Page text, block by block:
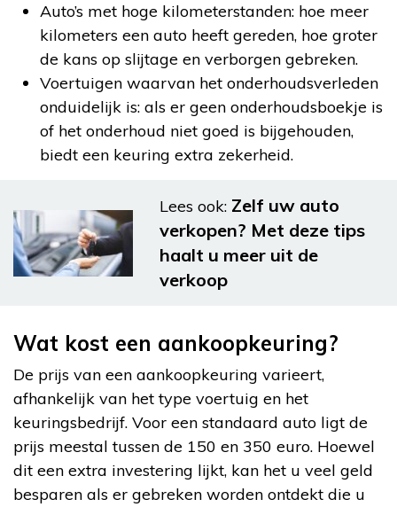
Auto’s met hoge kilometerstanden: hoe meer
kilometers een auto heeft gereden, hoe groter
de kans op slijtage en verborgen gebreken.
Voertuigen waarvan het onderhoudsverleden
onduidelijk is: als er geen onderhoudsboekje is
of het onderhoud niet goed is bijgehouden,
biedt een keuring extra zekerheid.
Lees ook: Zelf uw auto
verkopen? Met deze tips
haalt u meer uit de
verkoop
Wat kost een aankoopkeuring?
De prijs van een aankoopkeuring varieert,
afhankelijk van het type voertuig en het
keuringsbedrijf. Voor een standaard auto ligt de
prijs meestal tussen de 150 en 350 euro. Hoewel
dit een extra investering lijkt, kan het u veel geld
besparen als er gebreken worden ontdekt die u